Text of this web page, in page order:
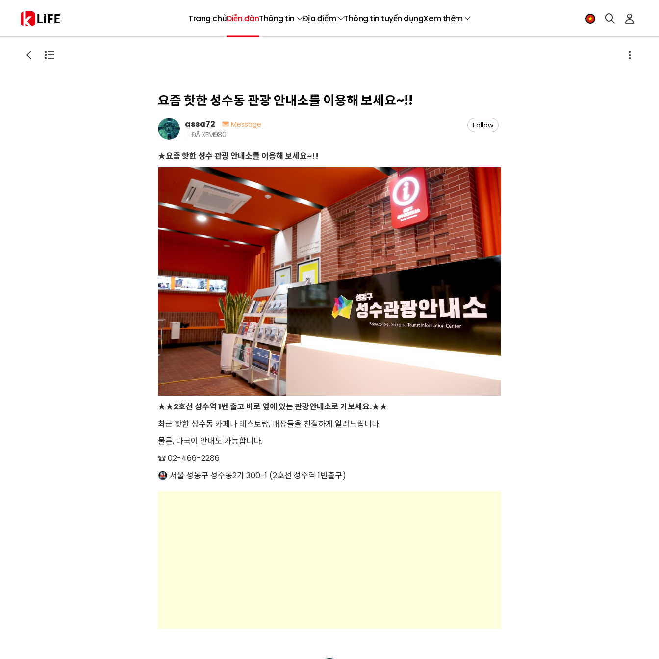
LiFE Trang chủDiễn đànThông tin Địa điểm Thông tin tuyển dụngXem thêm
요즘 핫한 성수동 관광 안내소를 이용해 보세요~!!
assa72
Message
ĐÃ XEM980
Follow
★요즘 핫한 성수 관광 안내소를 이용해 보세요~!!
★★2호선 성수역 1번 출고 바로 옆에 있는 관광안내소로 가보세요.★★
최근 핫한 성수동 카페나 레스토랑, 매장들을 친절하게 알려드립니다.
물론, 다국어 안내도 가능합니다.
☎02-466-2286
🚇 서울 성동구 성수동2가 300-1 (2호선 성수역 1번출구)